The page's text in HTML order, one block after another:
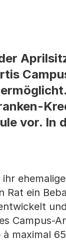
vor. In
Rat ein
Campus-
maximal